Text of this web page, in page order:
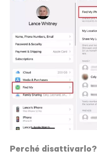
Perché disattivarlo?